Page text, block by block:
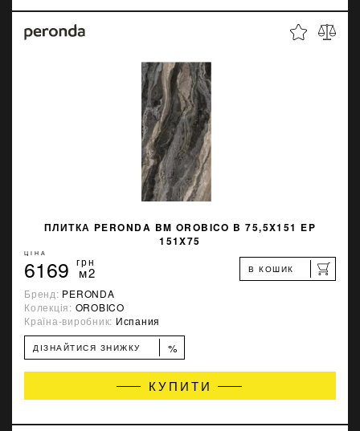
ПЛИТКА PERONDA BM OROBICO B 75,5X151 EP
151X75
ЦІНА
6169 грн
м2 В КОШИК
Бренд: PERONDA
Колекція: OROBICO
Країна-виробник: Испания
ДІЗНАЙТИСЯ ЗНИЖКУ %
КУПИТИ